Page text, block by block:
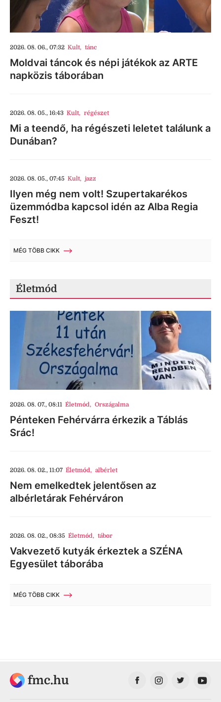
2026. 08. 06., 07:32 Kult, tánc
Moldvai táncok és népi játékok az ARTE
napközis táborában
2026. 08. 05., 16:43 Kult, régészet
Mi a teendő, ha régészeti leletet találunk a
Dunában?
2026. 08. 05., 07:45 Kult, jazz
Ilyen még nem volt! Szupertakarékos
üzemmódba kapcsol idén az Alba Regia
Feszt!
MÉG TÖBB CIKK
Életmód
2026. 08. 07., 08:11 Életmód, Országalma
Pénteken Fehérvárra érkezik a Táblás
Srác!
2026. 08. 02., 11:07 Életmód, albérlet
Nem emelkedtek jelentősen az
albérletárak Fehérváron
2026. 08. 02., 08:35 Életmód, tábor
Vakvezető kutyák érkeztek a SZÉNA
Egyesület táborába
MÉG TÖBB CIKK
fmc.hu